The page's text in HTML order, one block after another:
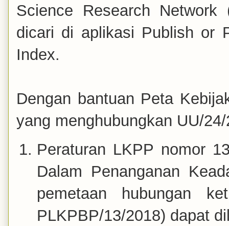
Science Research
dicari di aplikasi Publish or
Index.
Dengan bantuan Peta
yang menghubungkan UU/
Peraturan LKPP nomor
Dalam Penanganan
pemetaan hubungan
PLKPBP/13/2018) dapat